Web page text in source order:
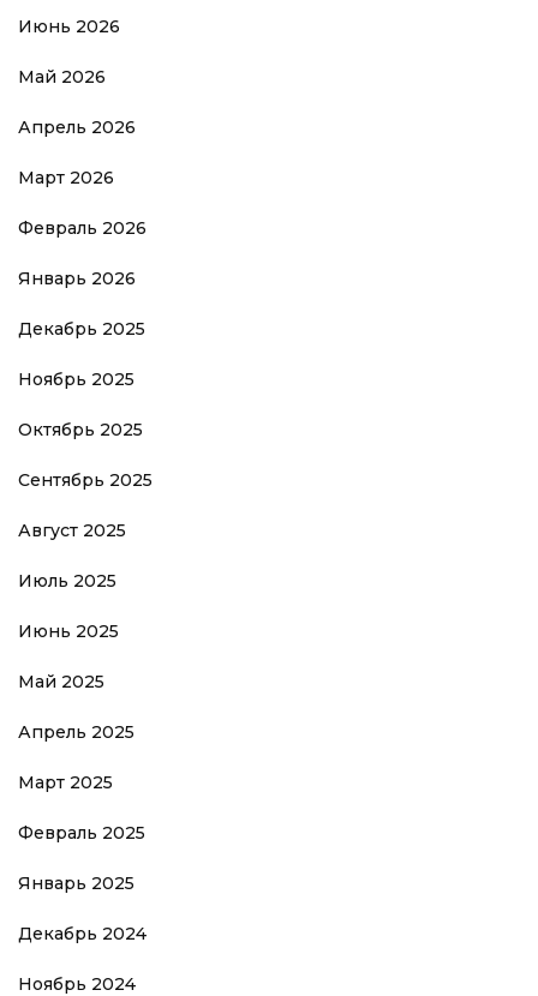
Июнь 2026
Май 2026
Апрель 2026
Март 2026
Февраль 2026
Январь 2026
Декабрь 2025
Ноябрь 2025
Октябрь 2025
Сентябрь 2025
Август 2025
Июль 2025
Июнь 2025
Май 2025
Апрель 2025
Март 2025
Февраль 2025
Январь 2025
Декабрь 2024
Ноябрь 2024